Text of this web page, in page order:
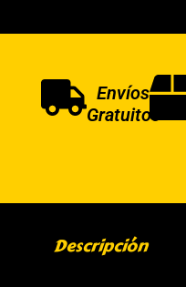
Envíos
Gratuitos
Descripción